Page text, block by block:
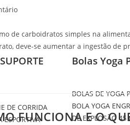
DE CORRIDA
ESPORTIVA
Bolas Yoga
BOLAS DE YOGA
BOLA YOGA
DE EXPLOSÃO 45
de carboidratos simples na
deve-se aumentar a ingestão de
FUNCIONA E O